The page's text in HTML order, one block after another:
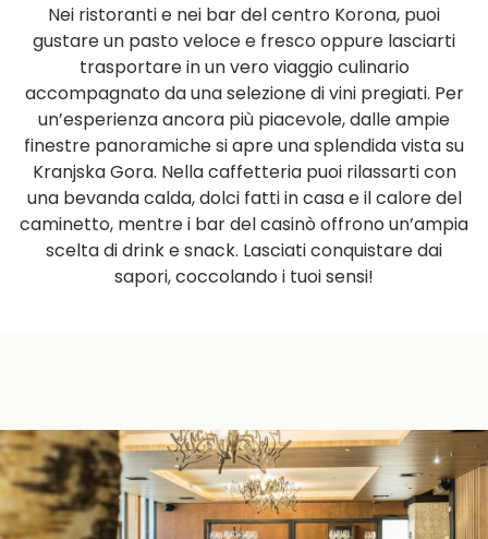
Nei ristoranti e nei bar del centro Korona, puoi
gustare un pasto veloce e fresco oppure lasciarti
trasportare in un vero viaggio culinario
accompagnato da una selezione di vini pregiati. Per
un’esperienza ancora più piacevole, dalle ampie
finestre panoramiche si apre una splendida vista su
Kranjska Gora. Nella caffetteria puoi rilassarti con
una bevanda calda, dolci fatti in casa e il calore del
caminetto, mentre i bar del casinò offrono un’ampia
scelta di drink e snack. Lasciati conquistare dai
sapori, coccolando i tuoi sensi!